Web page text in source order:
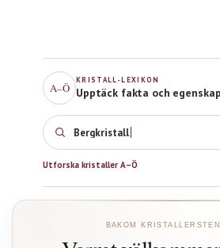
A–Ö
KRISTALL-LEXIKON
Upptäck fakta och
Bergkristall
Utforska kristaller A–Ö
BAKOM